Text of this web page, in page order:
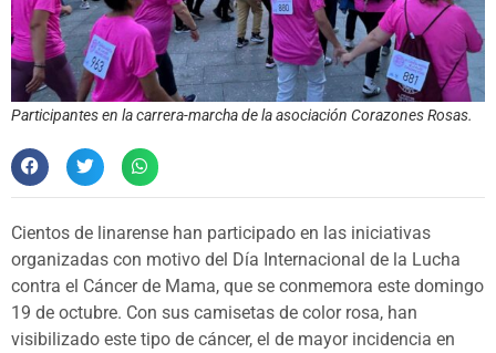
Participantes en la carrera-marcha de la asociación Corazones Rosas.
Cientos de linarense han participado en las iniciativas
organizadas con motivo del Día Internacional de la Lucha
contra el Cáncer de Mama, que se conmemora este domingo
19 de octubre. Con sus camisetas de color rosa, han
visibilizado este tipo de cáncer, el de mayor incidencia en